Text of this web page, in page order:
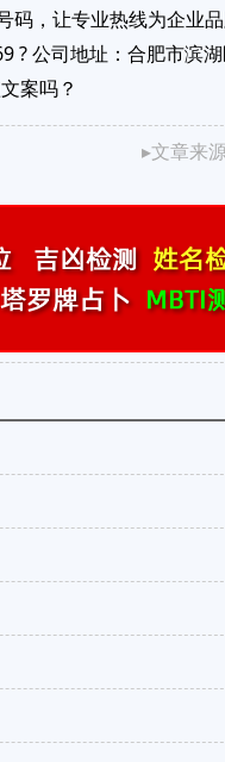
，让专业热线为企业
? 公司地址：合肥市滨
案吗？
▸文章来源